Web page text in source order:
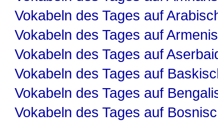
Vokabeln des Tages auf
Vokabeln des Tages auf
Vokabeln des Tages auf
Vokabeln des Tages auf
Vokabeln des Tages auf
Vokabeln des Tages auf